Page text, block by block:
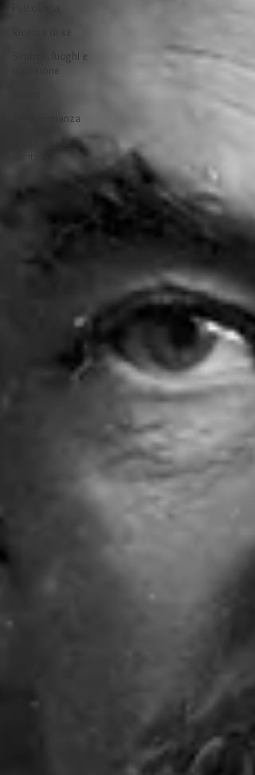
Simboli, luoghi e
tradizione
Testimonianza
I Racconti della
Cantina